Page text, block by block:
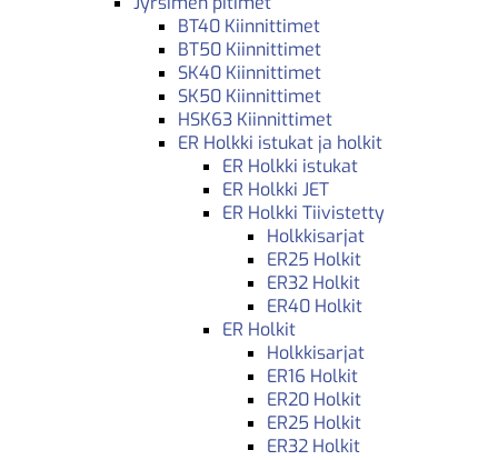
BT40 Kiinnittimet
BT50 Kiinnittimet
SK40 Kiinnittimet
SK50 Kiinnittimet
HSK63 Kiinnittimet
ER Holkki istukat ja holkit
ER Holkki istukat
ER Holkki JET
ER Holkki Tiivistetty
Holkkisarjat
ER25 Holkit
ER32 Holkit
ER40 Holkit
ER Holkit
Holkkisarjat
ER16 Holkit
ER20 Holkit
ER25 Holkit
ER32 Holkit